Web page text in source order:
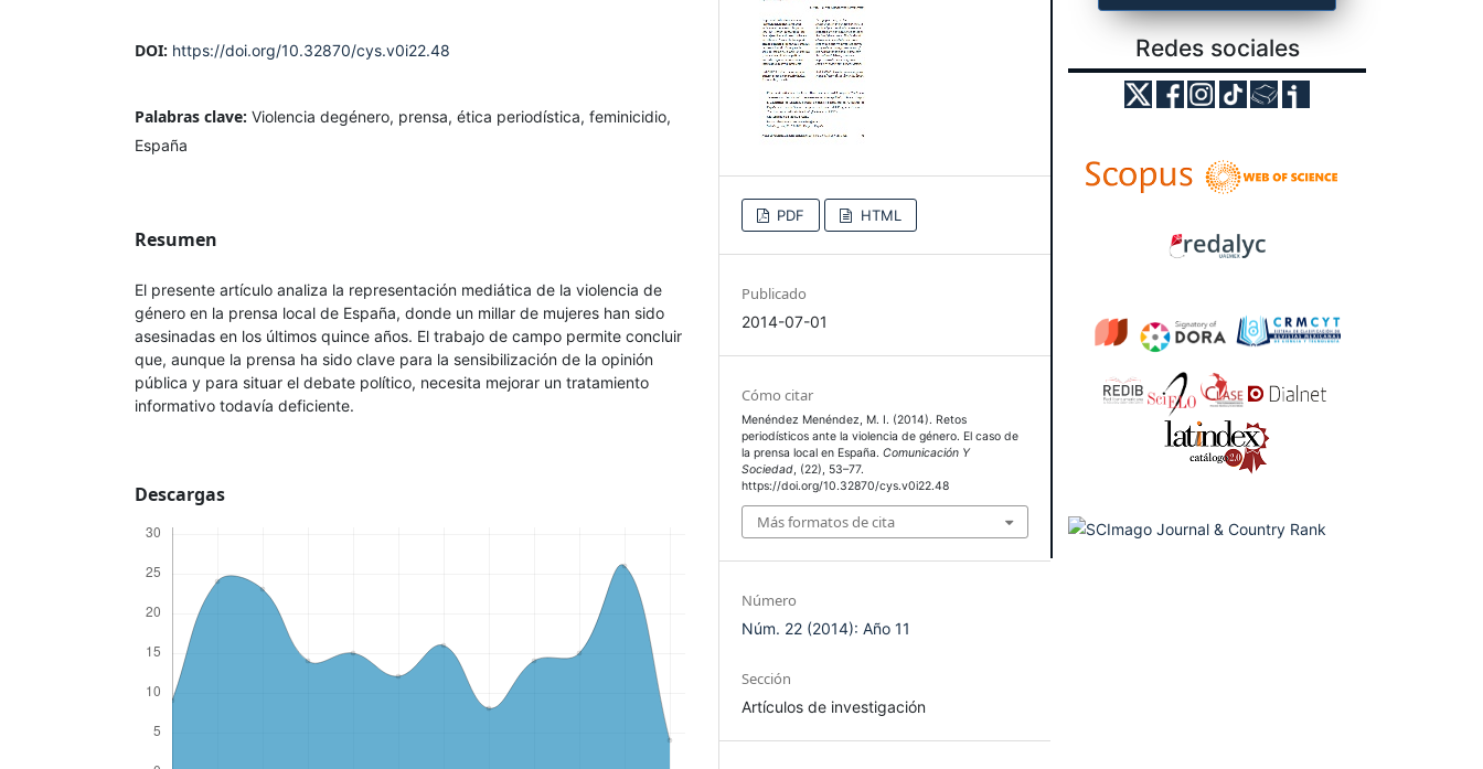
DOI: https://doi.org/10.32870/cys.v0i22.48
Palabras clave: Violencia degénero, prensa, ética periodística, feminicidio,
España
Resumen
El presente artículo analiza la representación mediática de la violencia de
género en la prensa local de España, donde un millar de mujeres han sido
asesinadas en los últimos quince años. El trabajo de campo permite concluir
que, aunque la prensa ha sido clave para la sensibilización de la opinión
pública y para situar el debate político, necesita mejorar un tratamiento
informativo todavía deficiente.
Descargas
PDF HTML
Publicado
2014-07-01
Cómo citar
Menéndez Menéndez, M. I. (2014). Retos
periodísticos ante la violencia de género. El caso de
la prensa local en España.Comunicación Y
Sociedad, (22), 53–77.
https://doi.org/10.32870/cys.v0i22.48
Más formatos de cita
Número
Núm. 22 (2014): Año 11
Sección
Artículos de investigación
Redes sociales